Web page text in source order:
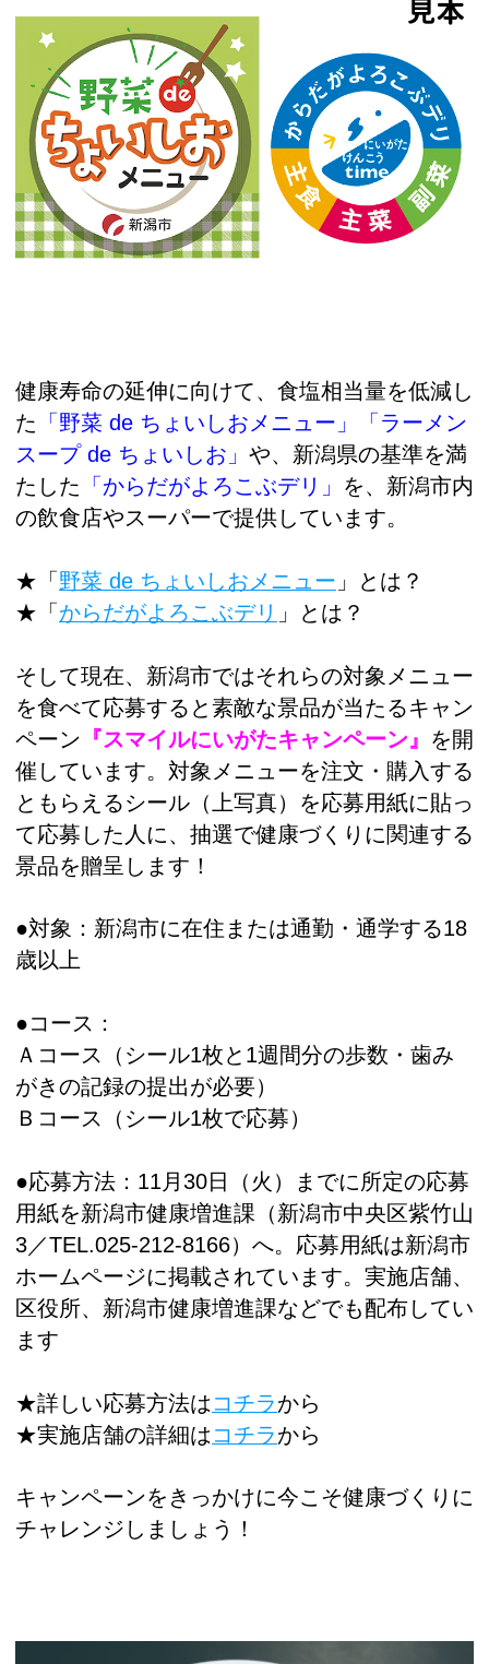
健康寿命の延伸に向けて、食塩相当量を低減し
た 「野菜 de ちょいしおメニュー」「ラーメン
スープ de ちょいしお」 や、新潟県の基準を満
たした 「からだがよろこぶデリ」 を、新潟市内
の飲食店やスーパーで提供しています。
★「 野菜 de ちょいしおメニュー 」とは？
★「 からだがよろこぶデリ 」とは？
そして現在、新潟市ではそれらの対象メニュー
を食べて応募すると素敵な景品が当たるキャン
ペーン 『スマイルにいがたキャンペーン』 を開
催しています。対象メニューを注文・購入する
ともらえるシール（上写真）を応募用紙に貼っ
て応募した人に、抽選で健康づくりに関連する
景品を贈呈します！
●対象：新潟市に在住または通勤・通学する18
歳以上
●コース：
Ａコース（シール1枚と1週間分の歩数・歯み
がきの記録の提出が必要）
Ｂコース（シール1枚で応募）
●応募方法：11月30日（火）までに所定の応募
用紙を新潟市健康増進課（新潟市中央区紫竹山
3／TEL.025-212-8166）へ。応募用紙は新潟市
ホームページに掲載されています。実施店舗、
区役所、新潟市健康増進課などでも配布してい
ます
★詳しい応募方法は コチラから
★実施店舗の詳細は コチラから
キャンペーンをきっかけに今こそ健康づくりに
チャレンジしましょう！